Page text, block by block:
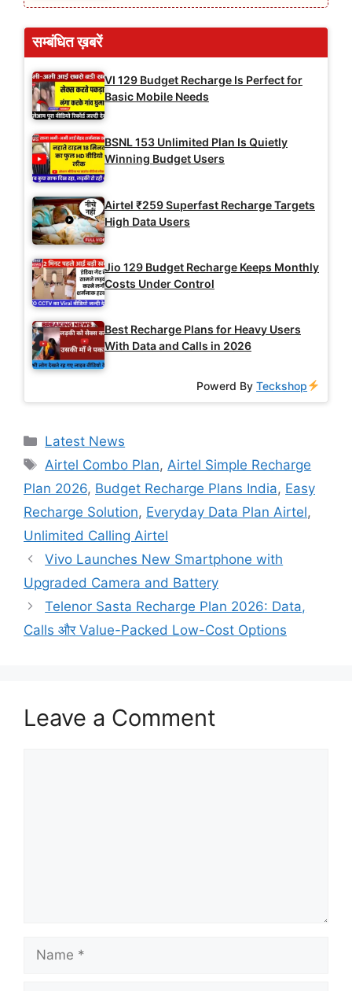
सम्बंधित ख़बरें
VI 129 Budget Recharge Is Perfect for
Basic Mobile Needs
BSNL 153 Unlimited Plan Is Quietly
Winning Budget Users
Airtel ₹259 Superfast Recharge Targets
High Data Users
Jio 129 Budget Recharge Keeps Monthly
Costs Under Control
Best Recharge Plans for Heavy Users
With Data and Calls in 2026
Powerd ByTeckshop
Categories
Latest News
Tags
Airtel Combo Plan, Airtel Simple Recharge
Plan 2026, Budget Recharge Plans India, Easy
Recharge Solution, Everyday Data Plan Airtel,
Unlimited Calling Airtel
Vivo Launches New Smartphone with
Upgraded Camera and Battery
Telenor Sasta Recharge Plan 2026: Data,
Calls और Value-Packed Low-Cost Options
Leave a Comment